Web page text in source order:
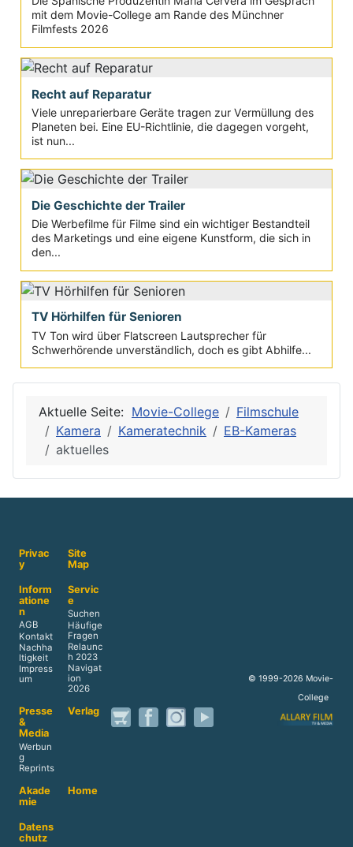
mit dem Movie-College am Rande des Münchner
Filmfests 2026
Recht auf Reparatur
Viele unreparierbare Geräte tragen zur Vermüllung des
Planeten bei. Eine EU-Richtlinie, die dagegen vorgeht,
ist nun...
Die Geschichte der Trailer
Die Werbefilme für Filme sind ein wichtiger Bestandteil
des Marketings und eine eigene Kunstform, die sich in
den...
TV Hörhilfen für Senioren
TV Ton wird über Flatscreen Lautsprecher für
Schwerhörende unverständlich, doch es gibt Abhilfe...
Aktuelle Seite: Movie-College
Filmschule
Kamera
Kameratechnik
EB-Kameras
aktuelles
Privac
y
Site
Map
Inform
atione
n
AGB
Kontakt
Nachha
ltigkeit
Impress
um
Servic
e
Suchen
Häufige
Fragen
Relaunc
h 2023
Navigat
ion
2026
Presse
&
Media
Werbun
g
Reprints
Verlag
Akade
mie
Home
Datens
chutz
© 1999-2026 Movie-
College